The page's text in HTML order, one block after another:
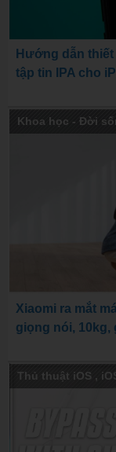
Hướng dẫn
tập tin IPA cho
Khoa học - Đời
Xiaomi ra mắt
giọng nói, 10kg,
Thủ thuật iOS ,